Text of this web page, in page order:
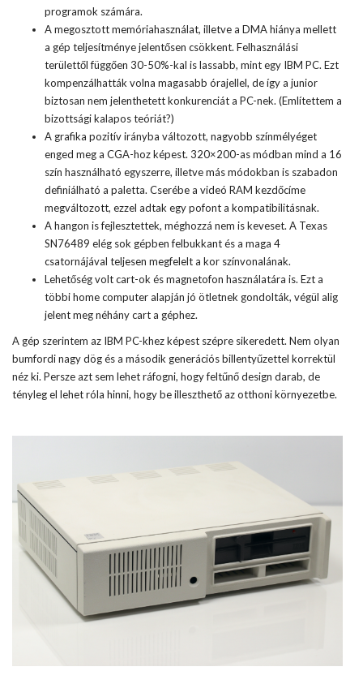
programok számára.
A megosztott memóriahasználat, illetve a DMA hiánya mellett
a gép teljesítménye jelentősen csökkent. Felhasználási
területtől függően 30-50%-kal is lassabb, mint egy IBM PC. Ezt
kompenzálhatták volna magasabb órajellel, de így a junior
biztosan nem jelenthetett konkurenciát a PC-nek. (Említettem a
bizottsági kalapos teóriát?)
A grafika pozitív irányba változott, nagyobb színmélyéget
enged meg a CGA-hoz képest. 320×200-as módban mind a 16
szín használható egyszerre, illetve más módokban is szabadon
definiálható a paletta. Cserébe a videó RAM kezdőcíme
megváltozott, ezzel adtak egy pofont a kompatibilitásnak.
A hangon is fejlesztettek, méghozzá nem is keveset. A Texas
SN76489 elég sok gépben felbukkant és a maga 4
csatornájával teljesen megfelelt a kor színvonalának.
Lehetőség volt cart-ok és magnetofon használatára is. Ezt a
többi home computer alapján jó ötletnek gondolták, végül alig
jelent meg néhány cart a géphez.
A gép szerintem az IBM PC-khez képest szépre sikeredett. Nem olyan
bumfordi nagy dög és a második generációs billentyűzettel korrektül
néz ki. Persze azt sem lehet ráfogni, hogy feltűnő design darab, de
tényleg el lehet róla hinni, hogy be illeszthető az otthoni környezetbe.